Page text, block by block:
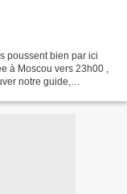
poussent bien par ici
à Moscou vers 23h00 ,
notre guide,